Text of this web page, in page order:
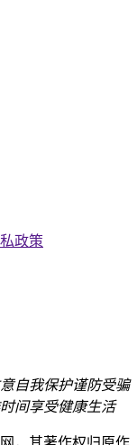
政策
自我保护谨防受骗
间享受健康生活